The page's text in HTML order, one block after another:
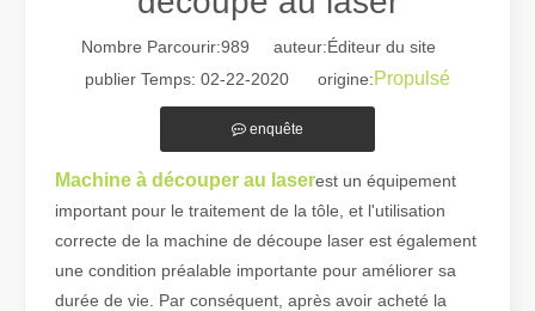
Guide 2026 : Comment les machines de découpe de tubes au laser à fibre révolutionnent la fabrication de tuyaux
Guide 2026 : Comment les machines de découpe de tubes au
Nombre Parcourir:989 auteur:Éditeur du site
publier Temps: 02-22-2020 origine:Propulsé
enquête
Machine à découper au laserest un équipement
important pour le traitement de la tôle, et l'utilisation
correcte de la machine de découpe laser est également
une condition préalable importante pour améliorer sa
durée de vie. Par conséquent, après avoir acheté la